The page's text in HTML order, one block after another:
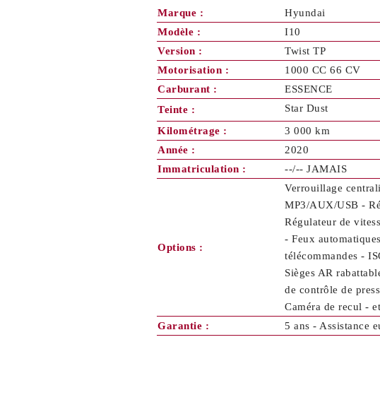
Marque :
Hyundai
Modèle :
I10
Version :
Twist TP
Motorisation :
1000 CC 66 CV
Carburant :
ESSENCE
Teinte :
Star Dust
Kilométrage :
3 000 km
Année :
2020
Immatriculation :
--/-- JAMAIS
Options :
Verrouillage
MP3/AUX/USB -
Régulateur de
- Feux
télécommandes -
Sièges AR
de contrôle de
Caméra de recul -
Garantie :
5 ans - Assistance